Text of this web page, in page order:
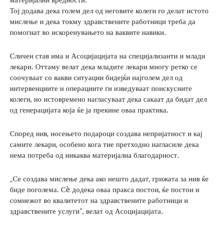
Тој додава дека голем дел од неговите колеги го делат истото
мислење и дека токму здравствените работници треба да
помогнат во искоренувањето на ваквите навики.
Сличен став има и Асоцијацијата на специјализанти и млади
лекари. Оттаму велат дека младите лекари многу ретко се
соочуваат со вакви ситуации бидејќи најголем дел од
интервенциите и операциите ги изведуваат поискусните
колеги, но истовремено нагласуваат дека сакаат да бидат дел
од генерацијата која ќе ја прекине оваа практика.
Според нив, носењето подароци создава непријатност и кај
самите лекари, особено кога тие претходно нагласиле дека
нема потреба од никаква материјална благодарност.
„Се создава мислење дека ако нешто дадат, грижата за нив ќе
биде поголема. Сè додека оваа пракса постои, ќе постои и
сомнежот во квалитетот на здравствените работници и
здравствените услуги“, велат од Асоцијацијата.